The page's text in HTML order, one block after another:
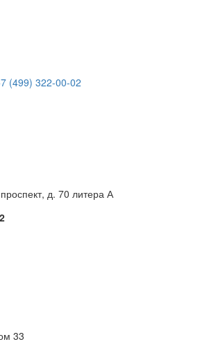
(499) 322-00-02
д. 70 литера А
33